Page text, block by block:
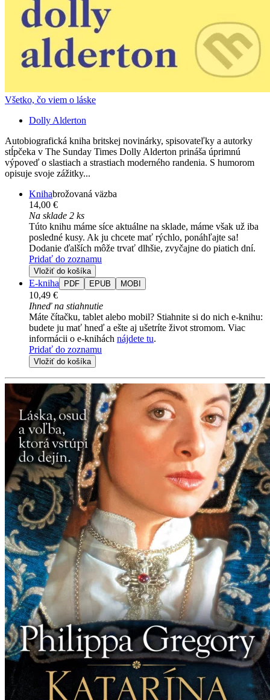
Všetko, čo viem o láske
Dolly Alderton
Autobiografická kniha britskej novinárky, spisovateľky a autorky
stĺpčeka v The Sunday Times Dolly Alderton prináša úprimnú
výpoveď o slastiach a strastiach moderného randenia. S humorom
opisuje svoje zážitky...
Knihabrožovaná väzba
14,00 €
Na sklade 2 ks
Túto knihu máme síce aktuálne na sklade, máme však už iba
posledné kusy. Ak ju chcete mať rýchlo, ponáhľajte sa!
Dodanie ďalších môže trvať dlhšie, zvyčajne do piatich dní.
Pridať do zoznamu
Vložiť do košíka
E-kniha PDF EPUB MOBI
10,49 €
Ihneď na stiahnutie
Máte čítačku, tablet alebo mobil? Stiahnite si do nich e-knihu:
budete ju mať hneď a ešte aj ušetríte život stromom. Viac
informácii o e-knihách nájdete tu.
Pridať do zoznamu
Vložiť do košíka